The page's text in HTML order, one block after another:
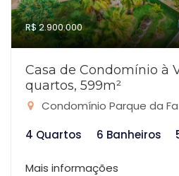
R$ 2.900.000
Casa de Condomínio à
quartos, 599m²
Condomínio Parque da
4 Quartos
6 Banheiros
Mais informações